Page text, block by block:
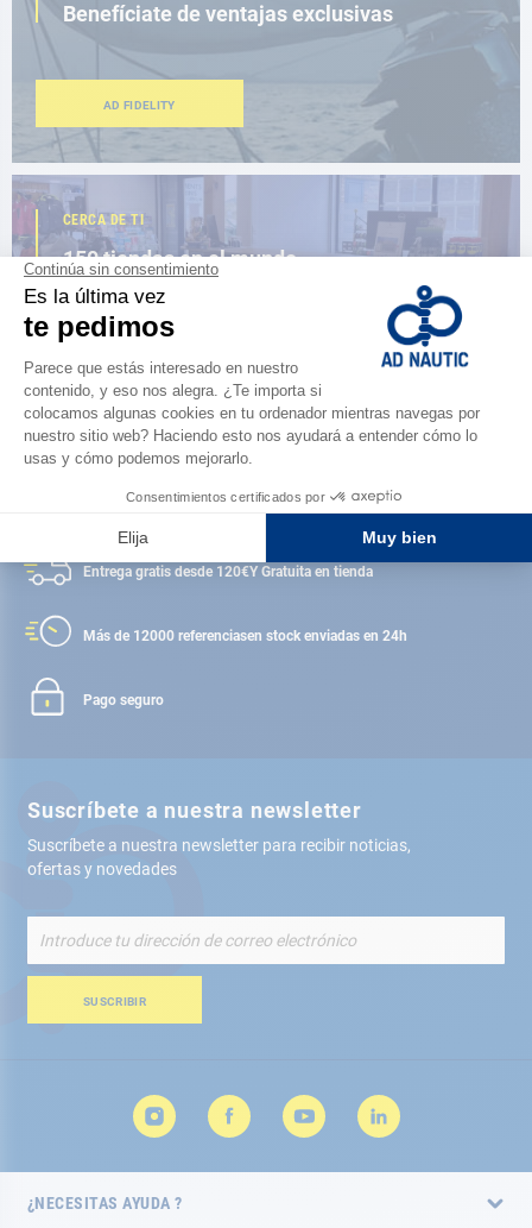
Benefíciate de ventajas exclusivas
AD FIDELITY
CERCA DE TI
150 tiendas en el mundo,
la fuerza de una red
ENCUENTRA UNA TIENDA
Satisfecho o reembolsado
Entrega gratis desde 120€Y Gratuita en tienda
Más de 12000 referenciasen stock enviadas en 24h
Pago seguro
Suscríbete a nuestra newsletter
Suscríbete a nuestra newsletter para recibir noticias,
ofertas y novedades
nuestro
de
SUSCRIBIR
¿NECESITAS AYUDA ?